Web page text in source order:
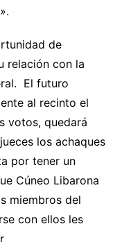
de
relación con la
El futuro
al recinto el
votos, quedará
los achaques
por tener un
Cúneo Libarona
miembros del
con ellos les